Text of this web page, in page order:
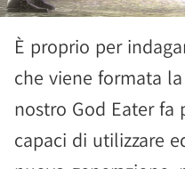
È proprio per
che viene formata
nostro God Eater fa
capaci di utilizzare